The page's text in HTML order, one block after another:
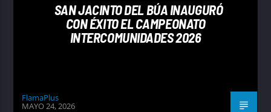
SAN JACINTO DEL BÚA INAUGURÓ
CON ÉXITO EL CAMPEONATO
INTERCOMUNIDADES 2026
FlamaPlus
MAYO 24, 2026